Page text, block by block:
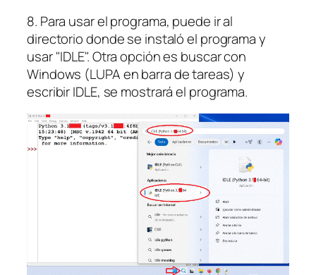
8. Para usar el programa, puede ir al
directorio donde se instaló el programa y
usar "IDLE". Otra opción es buscar con
Windows (LUPA en barra de tareas) y
escribir IDLE, se mostrará el programa.